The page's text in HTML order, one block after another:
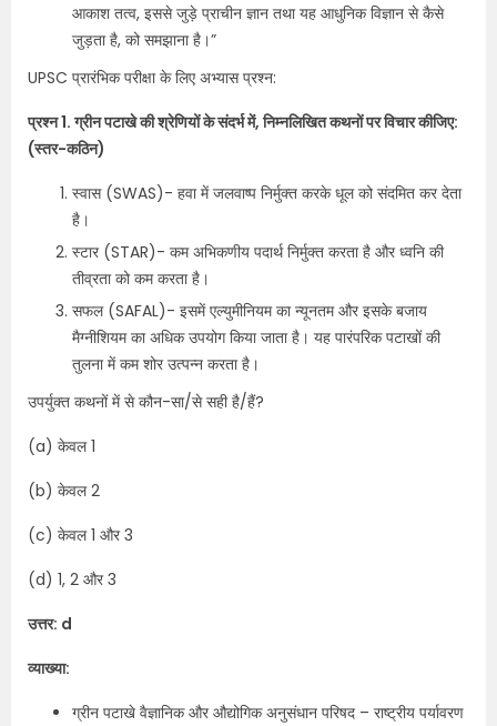
आकाश तत्व, इससे जुड़े प्राचीन ज्ञान तथा यह आधुनिक विज्ञान से कैसे
जुड़ता है, को समझाना है।”
UPSC प्रारंभिक परीक्षा के लिए अभ्यास प्रश्न:
प्रश्न 1. ग्रीन पटाखे की श्रेणियों के संदर्भ में, निम्नलिखित कथनों पर विचार कीजिए:
(स्तर-कठिन)
स्वास (SWAS)- हवा में जलवाष्प निर्मुक्त करके धूल को संदमित कर देता
है।
स्टार (STAR)- कम अभिकणीय पदार्थ निर्मुक्त करता है और ध्वनि की
तीव्रता को कम करता है।
सफल (SAFAL)- इसमें एल्युमीनियम का न्यूनतम और इसके बजाय
मैग्नीशियम का अधिक उपयोग किया जाता है। यह पारंपरिक पटाखों की
तुलना में कम शोर उत्पन्न करता है।
उपर्युक्त कथनों में से कौन-सा/से सही है/हैं?
(a) केवल 1
(b) केवल 2
(c) केवल 1 और 3
(d) 1, 2 और 3
उत्तर: d
व्याख्या:
ग्रीन पटाखे वैज्ञानिक और औद्योगिक अनुसंधान परिषद – राष्ट्रीय पर्यावरण